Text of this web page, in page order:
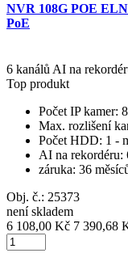
NVR 108G POE
PoE
6 kanálů AI na
Top produkt
Počet IP kamer: 8
Max. rozlišení
Počet HDD: 1 -
AI na rekordéru:
záruka: 36
Obj. č.: 25373
není skladem
6 108,00 Kč 7 390,68